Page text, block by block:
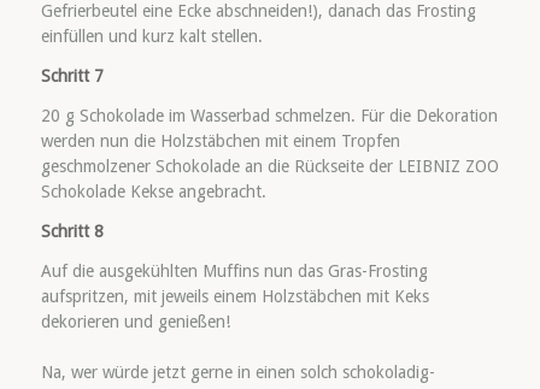
Gefrierbeutel eine Ecke abschneiden!), danach das Frosting
einfüllen und kurz kalt stellen.
Schritt 7
20 g Schokolade im Wasserbad schmelzen. Für die Dekoration
werden nun die Holzstäbchen mit einem Tropfen
geschmolzener Schokolade an die Rückseite der LEIBNIZ ZOO
Schokolade Kekse angebracht.
Schritt 8
Auf die ausgekühlten Muffins nun das Gras-Frosting
aufspritzen, mit jeweils einem Holzstäbchen mit Keks
dekorieren und genießen!
Na, wer würde jetzt gerne in einen solch schokoladig-